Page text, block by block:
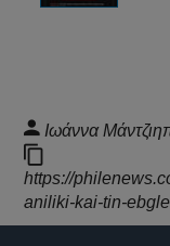
Ιωάννα
https://
aniliki-kai-tin-